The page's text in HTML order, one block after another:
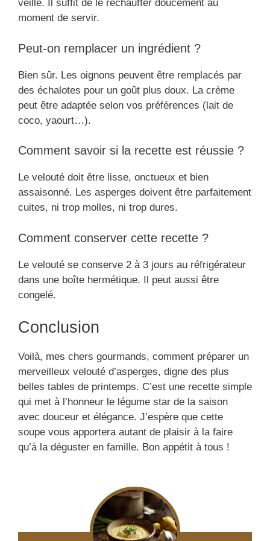
veille. Il suffit de le réchauffer doucement au
moment de servir.
Peut-on remplacer un ingrédient ?
Bien sûr. Les oignons peuvent être remplacés par
des échalotes pour un goût plus doux. La crème
peut être adaptée selon vos préférences (lait de
coco, yaourt…).
Comment savoir si la recette est réussie ?
Le velouté doit être lisse, onctueux et bien
assaisonné. Les asperges doivent être parfaitement
cuites, ni trop molles, ni trop dures.
Comment conserver cette recette ?
Le velouté se conserve 2 à 3 jours au réfrigérateur
dans une boîte hermétique. Il peut aussi être
congelé.
Conclusion
Voilà, mes chers gourmands, comment préparer un
merveilleux velouté d’asperges, digne des plus
belles tables de printemps. C’est une recette simple
qui met à l’honneur le légume star de la saison
avec douceur et élégance. J’espère que cette
soupe vous apportera autant de plaisir à la faire
qu’à la déguster en famille. Bon appétit à tous !